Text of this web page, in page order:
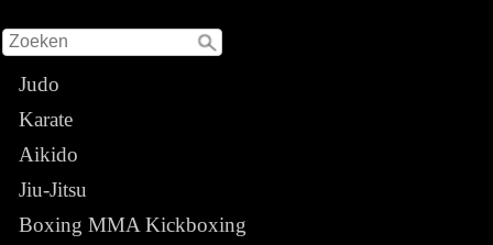
Judo
Karate
Aikido
Jiu-Jitsu
Boxing MMA Kickboxing